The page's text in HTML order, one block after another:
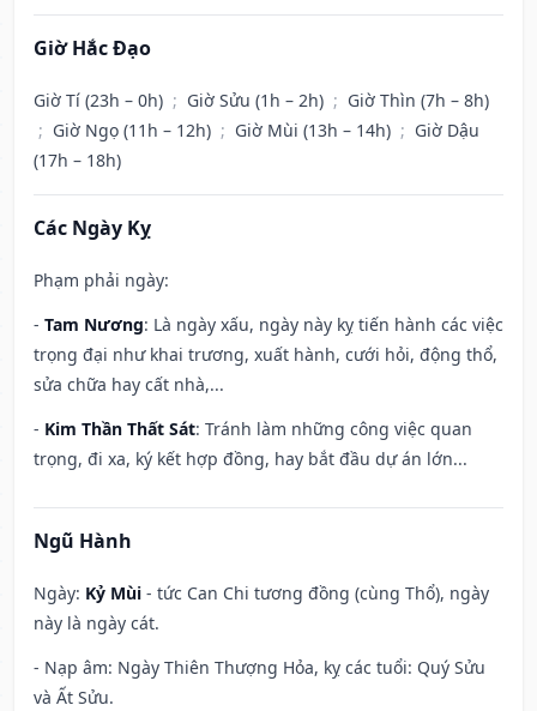
Giờ Hắc Đạo
Giờ Tí (23h – 0h) ; Giờ Sửu (1h – 2h) ; Giờ Thìn (7h – 8h)
; Giờ Ngọ (11h – 12h) ; Giờ Mùi (13h – 14h) ; Giờ Dậu
(17h – 18h)
Các Ngày Kỵ
Phạm phải ngày:
- Tam Nương: Là ngày xấu, ngày này kỵ tiến hành các việc
trọng đại như khai trương, xuất hành, cưới hỏi, động thổ,
sửa chữa hay cất nhà,...
- Kim Thần Thất Sát: Tránh làm những công việc quan
trọng, đi xa, ký kết hợp đồng, hay bắt đầu dự án lớn...
Ngũ Hành
Ngày: Kỷ Mùi - tức Can Chi tương đồng (cùng Thổ), ngày
này là ngày cát.
- Nạp âm: Ngày Thiên Thượng Hỏa, kỵ các tuổi: Quý Sửu
và Ất Sửu.